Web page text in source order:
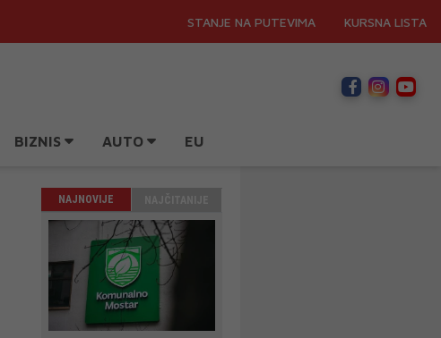
STANJE NA PUTEVIMA KURSNA LISTA
BIZNIS AUTO EU
NAJNOVIJE